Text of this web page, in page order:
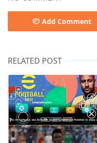
Add Comment
RELATED POST